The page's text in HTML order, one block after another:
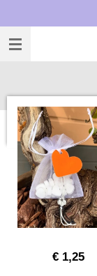
direct
naar
€ 1,25